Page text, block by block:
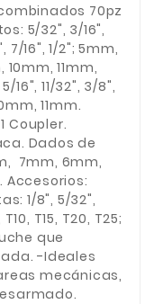
70pz
5/32", 3/16",
7/16", 1/2"; 5mm,
11mm,
16", 11/32", 3/8",
11mm.
Coupler.
Dados de
7mm, 6mm,
Accesorios:
1/8", 5/32",
T10, T15, T20, T25;
que
-Ideales
mecánicas,